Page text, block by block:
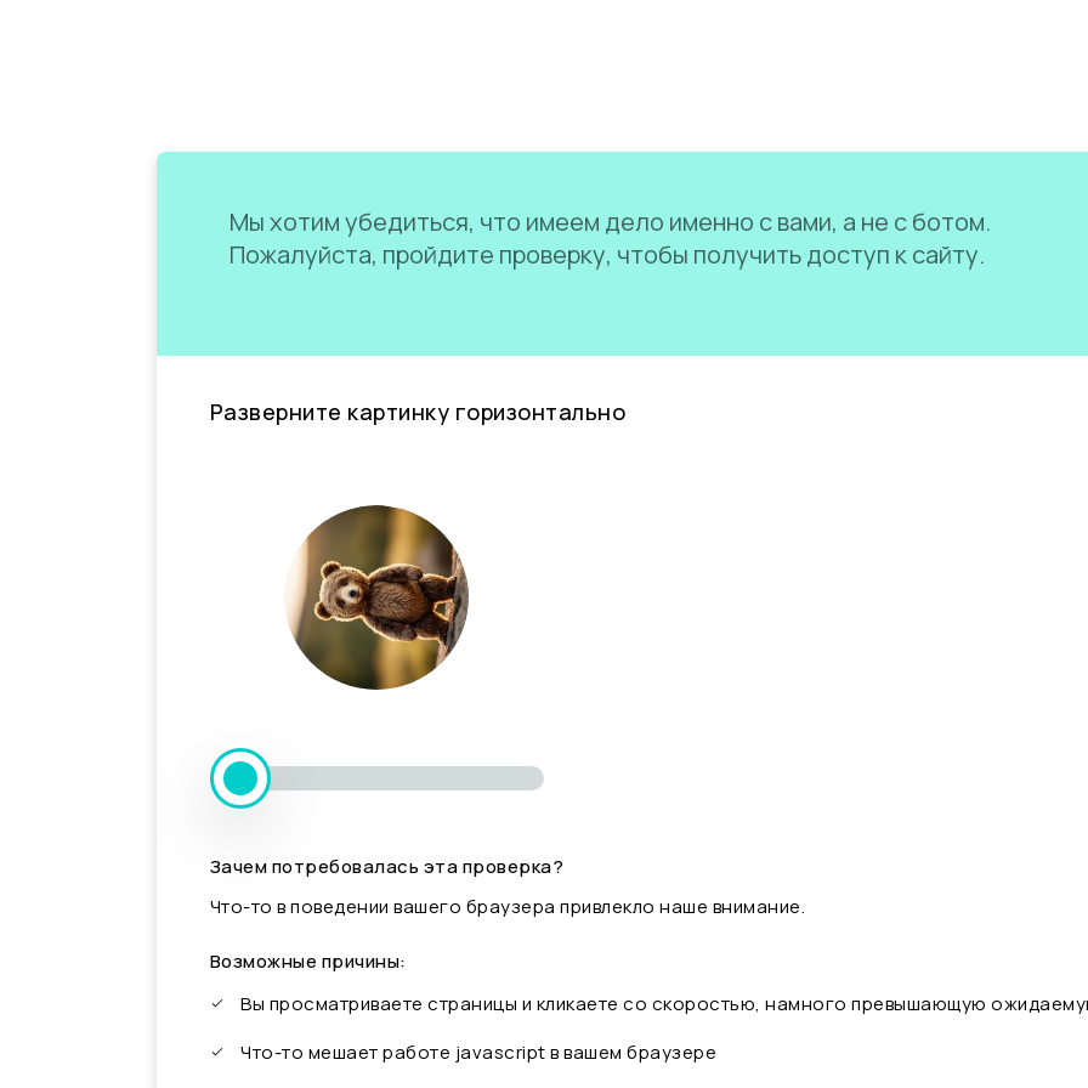
Мы хотим убедиться, что имеем дело именно с вами, а не с ботом.
Пожалуйста, пройдите проверку, чтобы получить доступ к сайту.
Разверните картинку горизонтально
Зачем потребовалась эта проверка?
Что-то в поведении вашего браузера привлекло наше внимание.
Возможные причины:
Вы просматриваете страницы и кликаете со скоростью, намного превышающую
Что-то мешает работе javascript в вашем браузере